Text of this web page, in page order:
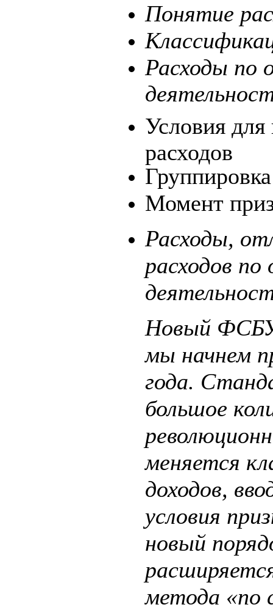
Понятие
Расходы по
Условия для
расходов
Момент
Расходы,
расходов
Новый
мы начнем
года.
большое
меняется
доходов,
условия
новый
метода «по